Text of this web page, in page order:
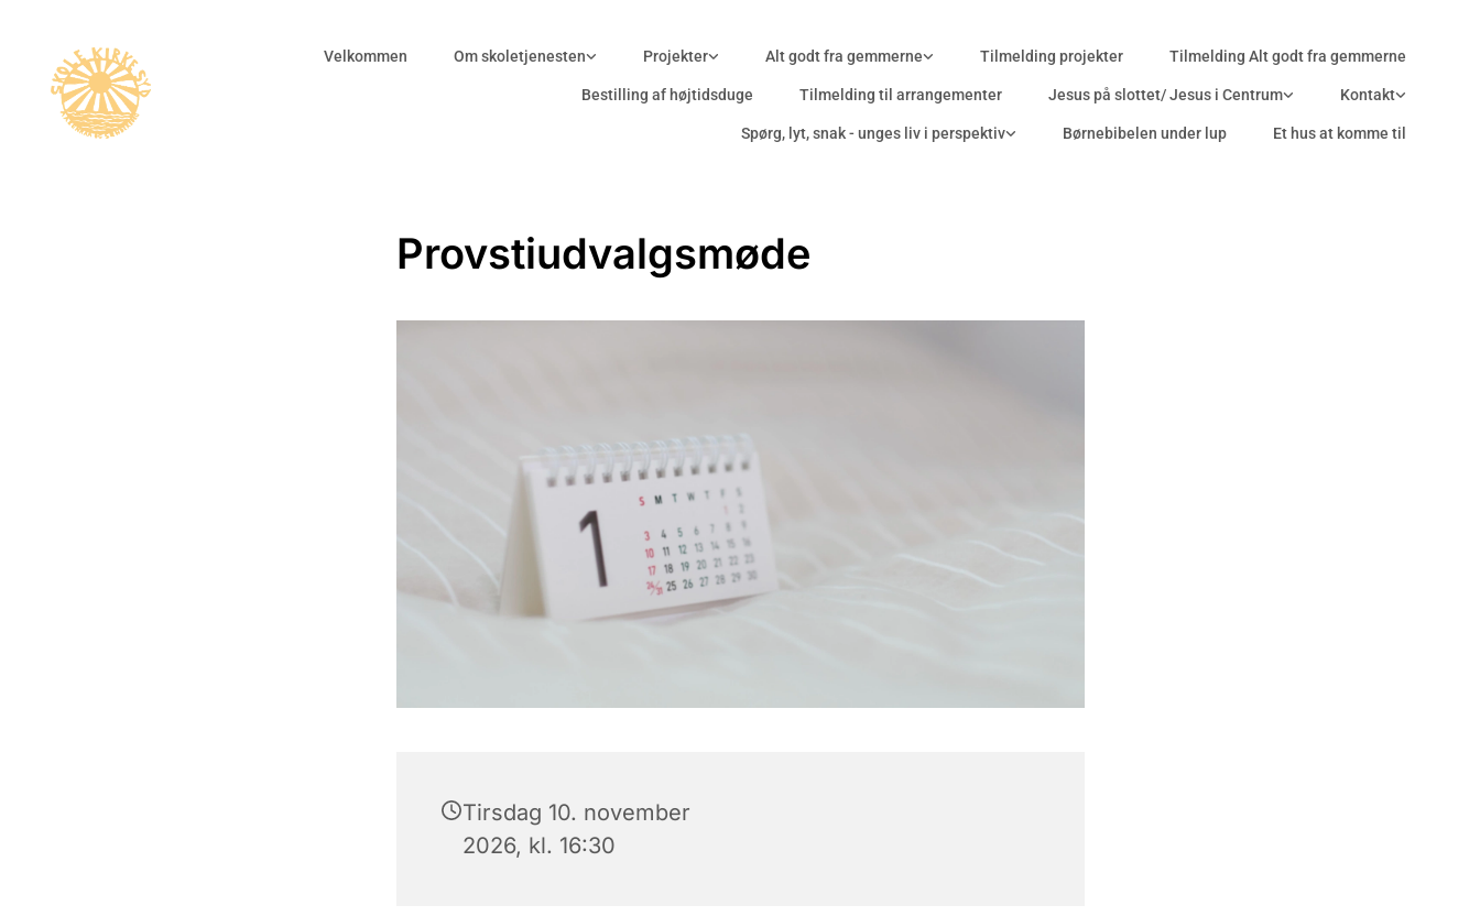
Velkommen Om skoletjenesten Projekter Alt godt fra gemmerne Tilmelding projekter Tilmelding Alt godt fra gemmerne
Bestilling af højtidsduge Tilmelding til arrangementer Jesus på slottet/ Jesus i Centrum Kontakt
Spørg, lyt, snak - unges liv i perspektiv Børnebibelen under lup Et hus at komme til
Provstiudvalgsmøde
Tirsdag 10. november
2026, kl. 16:30